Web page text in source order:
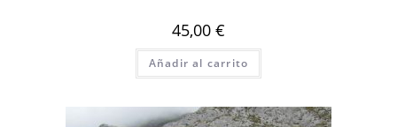
45,00 €
Añadir al carrito